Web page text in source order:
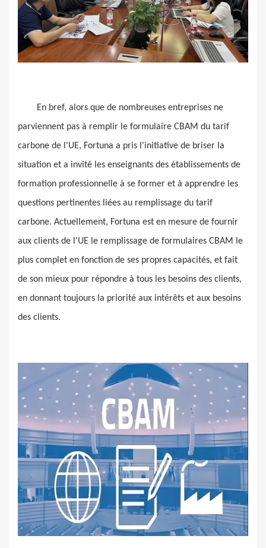
En bref, alors que de nombreuses entreprises ne
parviennent pas à remplir le formulaire CBAM du tarif
carbone de l'UE, Fortuna a pris l'initiative de briser la
situation et a invité les enseignants des établissements de
formation professionnelle à se former et à apprendre les
questions pertinentes liées au remplissage du tarif
carbone. Actuellement, Fortuna est en mesure de fournir
aux clients de l'UE le remplissage de formulaires CBAM le
plus complet en fonction de ses propres capacités, et fait
de son mieux pour répondre à tous les besoins des clients,
en donnant toujours la priorité aux intérêts et aux besoins
des clients.